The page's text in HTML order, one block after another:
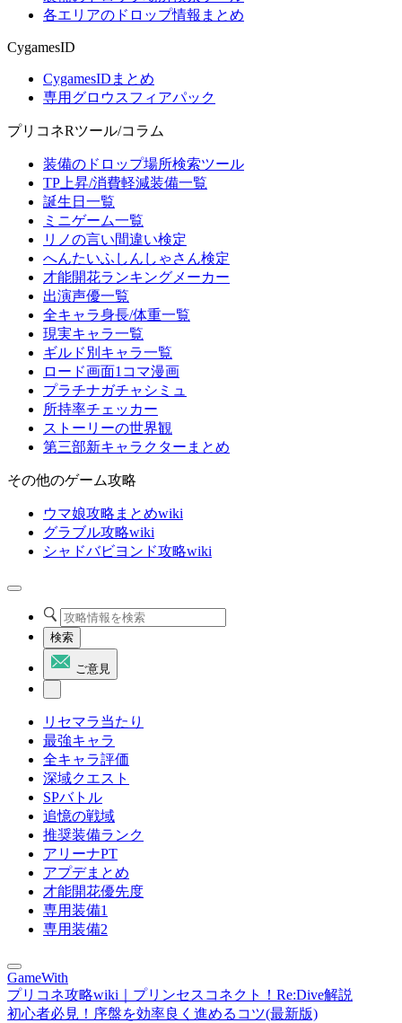
各エリアのドロップ情報まとめ
CygamesID
CygamesIDまとめ
専用グロウスフィアパック
プリコネRツール/コラム
装備のドロップ場所検索ツール
TP上昇/消費軽減装備一覧
誕生日一覧
ミニゲーム一覧
リノの言い間違い検定
へんたいふしんしゃさん検定
才能開花ランキングメーカー
出演声優一覧
全キャラ身長/体重一覧
現実キャラ一覧
ギルド別キャラ一覧
ロード画面1コマ漫画
プラチナガチャシミュ
所持率チェッカー
ストーリーの世界観
第三部新キャラクターまとめ
その他のゲーム攻略
ウマ娘攻略まとめwiki
グラブル攻略wiki
シャドバビヨンド攻略wiki
検索
ご意見
リセマラ当たり
最強キャラ
全キャラ評価
深域クエスト
SPバトル
追憶の戦域
推奨装備ランク
アリーナPT
アプデまとめ
才能開花優先度
専用装備1
専用装備2
GameWith
プリコネ攻略wiki｜プリンセスコネクト！Re:Dive解説
初心者必見！序盤を効率良く進めるコツ(最新版)